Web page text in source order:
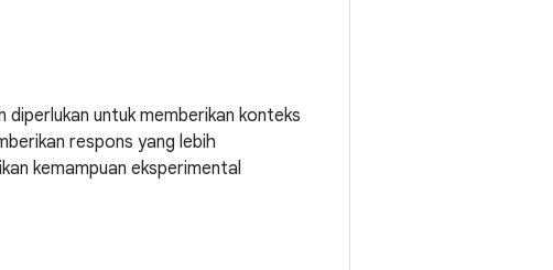
untuk memberikan konteks
respons yang lebih
kemampuan eksperimental